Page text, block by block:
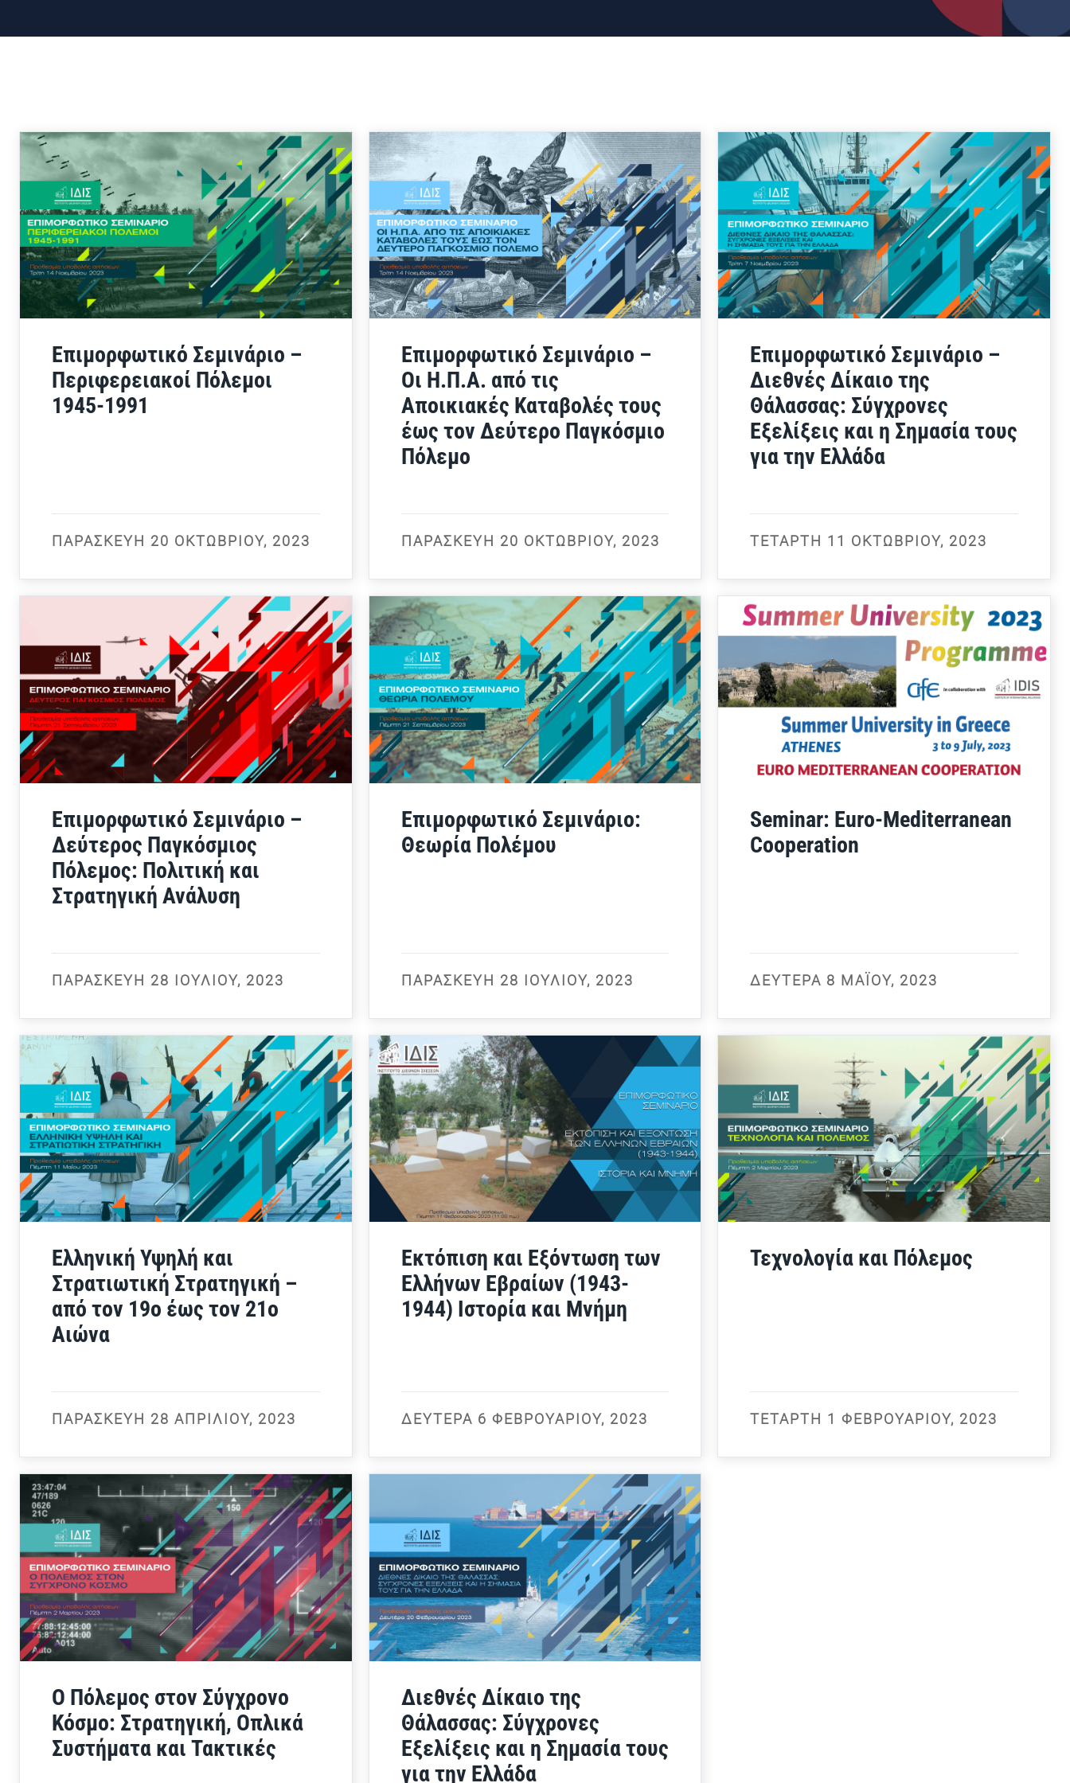
Επιμορφωτικό Σεμινάριο –
Περιφερειακοί Πόλεμοι
1945-1991
ΠΑΡΑΣΚΕΥΉ 20 ΟΚΤΩΒΡΊΟΥ, 2023
Επιμορφωτικό Σεμινάριο –
Οι Η.Π.Α. από τις
Αποικιακές Καταβολές τους
έως τον Δεύτερο Παγκόσμιο
Πόλεμο
ΠΑΡΑΣΚΕΥΉ 20 ΟΚΤΩΒΡΊΟΥ, 2023
Επιμορφωτικό Σεμινάριο –
Διεθνές Δίκαιο της
Θάλασσας: Σύγχρονες
Εξελίξεις και η Σημασία τους
για την Ελλάδα
ΤΕΤΆΡΤΗ 11 ΟΚΤΩΒΡΊΟΥ, 2023
Επιμορφωτικό Σεμινάριο –
Δεύτερος Παγκόσμιος
Πόλεμος: Πολιτική και
Στρατηγική Ανάλυση
ΠΑΡΑΣΚΕΥΉ 28 ΙΟΥΛΊΟΥ, 2023
Επιμορφωτικό Σεμινάριο:
Θεωρία Πολέμου
ΠΑΡΑΣΚΕΥΉ 28 ΙΟΥΛΊΟΥ, 2023
Seminar: Euro-Mediterranean
Cooperation
ΔΕΥΤΈΡΑ 8 ΜΑΪ́ΟΥ, 2023
Ελληνική Υψηλή και
Στρατιωτική Στρατηγική –
από τον 19ο έως τον 21ο
Αιώνα
ΠΑΡΑΣΚΕΥΉ 28 ΑΠΡΙΛΊΟΥ, 2023
Εκτόπιση και Εξόντωση των
Ελλήνων Εβραίων (1943-
1944) Ιστορία και Μνήμη
ΔΕΥΤΈΡΑ 6 ΦΕΒΡΟΥΑΡΊΟΥ, 2023
Τεχνολογία και Πόλεμος
ΤΕΤΆΡΤΗ 1 ΦΕΒΡΟΥΑΡΊΟΥ, 2023
Ο Πόλεμος στον Σύγχρονο
Κόσμο: Στρατηγική, Οπλικά
Συστήματα και Τακτικές
Διεθνές Δίκαιο της
Θάλασσας: Σύγχρονες
Εξελίξεις και η Σημασία τους
για την Ελλάδα